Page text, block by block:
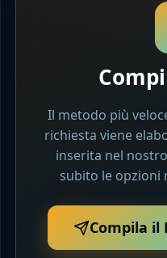
Il metodo più
richiesta viene
inserita nel
subito le opzioni
Compila il